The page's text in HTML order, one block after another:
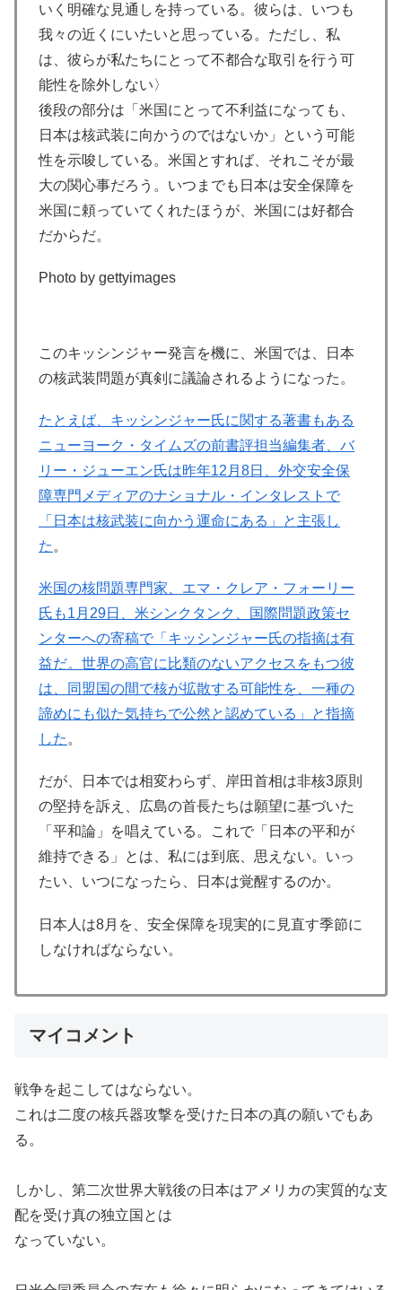
いく明確な見通しを持っている。彼らは、いつも
我々の近くにいたいと思っている。ただし、私
は、彼らが私たちにとって不都合な取引を行う可
能性を除外しない〉
後段の部分は「米国にとって不利益になっても、
日本は核武装に向かうのではないか」という可能
性を示唆している。米国とすれば、それこそが最
大の関心事だろう。いつまでも日本は安全保障を
米国に頼っていてくれたほうが、米国には好都合
だからだ。
Photo by gettyimages
このキッシンジャー発言を機に、米国では、日本
の核武装問題が真剣に議論されるようになった。
たとえば、キッシンジャー氏に関する著書もある
ニューヨーク・タイムズの前書評担当編集者、バ
リー・ジューエン氏は昨年12月8日、外交安全保
障専門メディアのナショナル・インタレストで
「日本は核武装に向かう運命にある」と主張し
た 。
米国の核問題専門家、エマ・クレア・フォーリー
氏も1月29日、米シンクタンク、国際問題政策セ
ンターへの寄稿で「キッシンジャー氏の指摘は有
益だ。世界の高官に比類のないアクセスをもつ彼
は、同盟国の間で核が拡散する可能性を、一種の
諦めにも似た気持ちで公然と認めている」と指摘
した 。
だが、日本では相変わらず、岸田首相は非核3原則
の堅持を訴え、広島の首長たちは願望に基づいた
「平和論」を唱えている。これで「日本の平和が
維持できる」とは、私には到底、思えない。いっ
たい、いつになったら、日本は覚醒するのか。
日本人は8月を、安全保障を現実的に見直す季節に
しなければならない。
マイコメント
戦争を起こしてはならない。
これは二度の核兵器攻撃を受けた日本の真の願いでもあ
る。
しかし、第二次世界大戦後の日本はアメリカの実質的な支
配を受け真の独立国とは
なっていない。